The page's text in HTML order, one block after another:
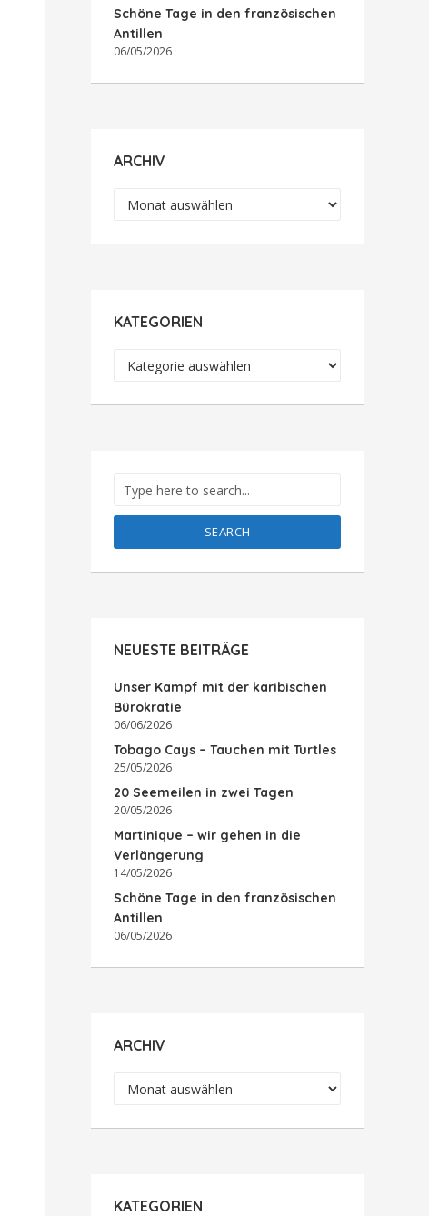
Schöne Tage in den französischen
Antillen
06/05/2026
ARCHIV
Archiv
KATEGORIEN
SEARCH
NEUESTE BEITRÄGE
Unser Kampf mit der karibischen
Bürokratie
06/06/2026
Tobago Cays – Tauchen mit Turtles
25/05/2026
20 Seemeilen in zwei Tagen
20/05/2026
Martinique – wir gehen in die
Verlängerung
14/05/2026
Schöne Tage in den französischen
Antillen
06/05/2026
ARCHIV
Archiv
KATEGORIEN